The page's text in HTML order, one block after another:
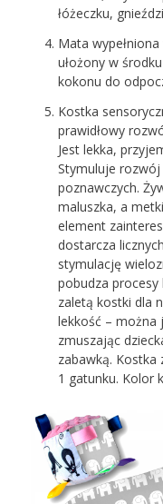
łóżeczku,
Mata
ułożony w
kokonu do
Kostka
prawidłowy
Jest lekka,
Stymuluje
poznawczych.
maluszka, a
element
dostarcza
stymulację
pobudza procesy
zaletą kostki dla
lekkość – można
zmuszając
zabawką. Kostka
1 gatunku. Kolor